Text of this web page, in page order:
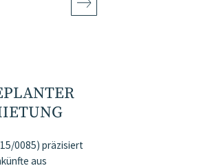
0085) präzisiert
aus